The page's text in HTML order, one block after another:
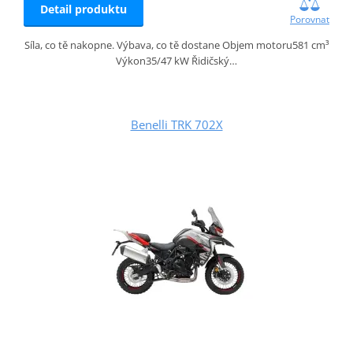
Detail produktu
Porovnat
Síla, co tě nakopne. Výbava, co tě dostane Objem motoru581 cm³
Výkon35/47 kW Řidičský…
Benelli TRK 702X